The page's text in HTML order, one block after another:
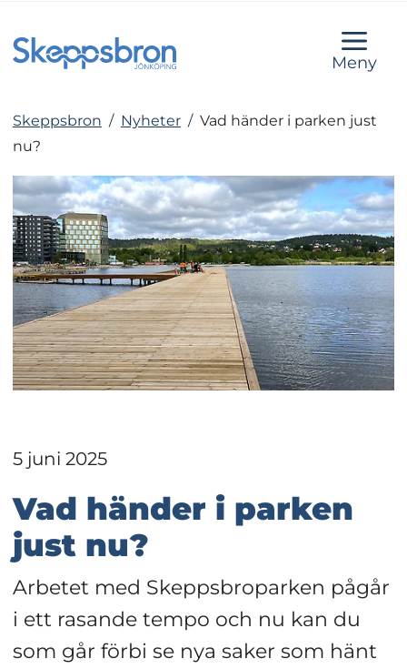
Meny
Skeppsbron / Nyheter / Vad händer i parken just
nu?
5 juni 2025
Vad händer i parken
just nu?
Arbetet med Skeppsbroparken pågår
i ett rasande tempo och nu kan du
som går förbi se nya saker som hänt